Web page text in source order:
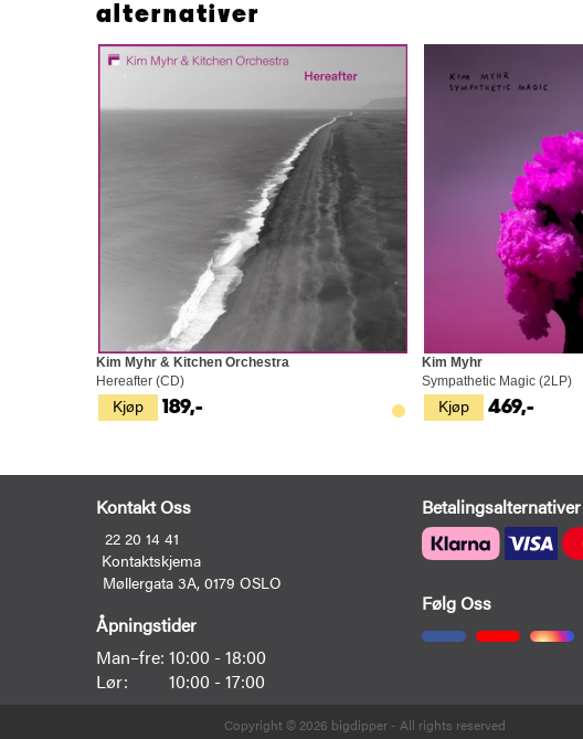
alternativer
Kjøp
Kim Myhr & Kitchen Orchestra
Hereafter (CD)
189,- Kjøp
Kim Myhr
Sympathetic Magic (2LP)
469,-
Kontakt Oss
22 20 14 41
Kontaktskjema
Møllergata 3A, 0179 OSLO
Åpningstider
Man–fre: 10:00 - 18:00
Lør:
10:00 - 17:00
Betalingsalternativer
Følg Oss
Copyright © 2026 bigdipper - All rights reserved